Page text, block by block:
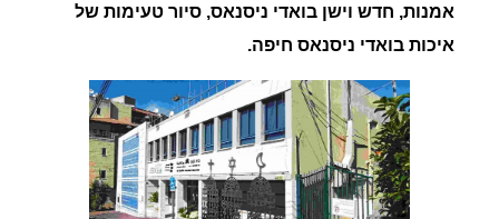
אמנות, חדש וישן בואדי ניסנאס, סיור טעימות של
איכות בואדי ניסנאס חיפה.